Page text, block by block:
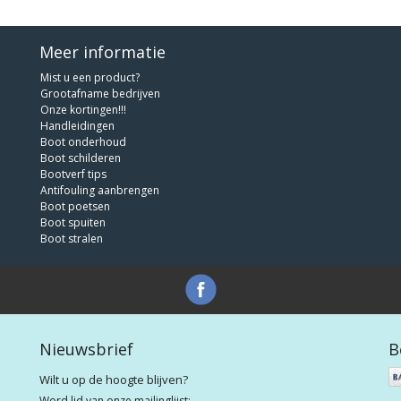
Meer informatie
Mist u een product?
Grootafname bedrijven
Onze kortingen!!!
Handleidingen
Boot onderhoud
Boot schilderen
Bootverf tips
Antifouling aanbrengen
Boot poetsen
Boot spuiten
Boot stralen
Nieuwsbrief
Wilt u op de hoogte blijven?